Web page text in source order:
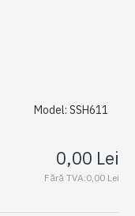
Model: SSH611
0,00 Lei
Fără TVA:0,00 Lei